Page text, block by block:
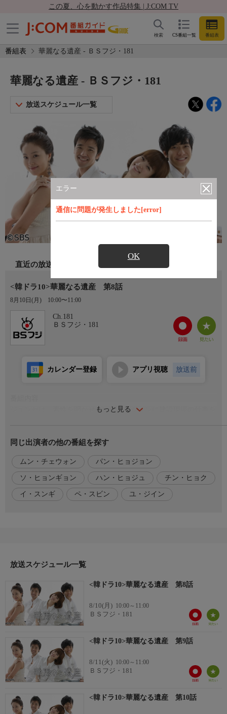
この夏、心を動かす作品特集 | J:COM TV
CS番組一覧 番組表
検索
番組表 華麗なる遺産 - ＢＳフジ・181
エラー
通信に問題が発生しました[error]
OK
華麗なる遺産 - ＢＳフジ・181
放送スケジュール一覧
直近の放送
<韓ドラ10>華麗なる遺産 第8話
8月10日(月) 10:00〜11:00
Ch.181
ＢＳフジ・181
もっと見る
カレンダー登録 アプリ視聴 放送前
ジュンセは、素性を明かせないピョンジュンに建設現場の仕事を
に働く気が全くない。
そんな時、スンミが本店で働くファンにお弁当を持ってきて…。
(全29話・字幕)
出演者
ユ・ジイン
制作
脚本:ソ・ヒョンギョン
演出:チン・ヒョク
同じ出演者の他の番組を探す
ムン・チェウォン パン・ヒョジョン
ソ・ヒョンギョン ハン・ヒョジュ チン・ヒョク
イ・スンギ ペ・スビン ユ・ジイン
放送スケジュール一覧
<韓ドラ10>華麗なる遺産 第8話
8/10(月) 10:00～11:00
ＢＳフジ・181
<韓ドラ10>華麗なる遺産 第9話
8/11(火) 10:00～11:00
ＢＳフジ・181
<韓ドラ10>華麗なる遺産 第10話